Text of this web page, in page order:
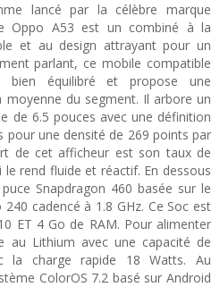
lancé par la célèbre marque
Oppo A53 est un combiné à la
et au design attrayant pour un
parlant, ce mobile compatible
bien équilibré et propose une
du segment. Il arbore un
de 6.5 pouces avec une définition
pour une densité de 269 points par
de cet afficheur est son taux de
rend fluide et réactif. En dessous
Snapdragon 460 basée sur le
cadencé à 1.8 GHz. Ce Soc est
ET 4 Go de RAM. Pour alimenter
au Lithium avec une capacité de
la charge rapide 18 Watts. Au
ColorOS 7.2 basé sur Android